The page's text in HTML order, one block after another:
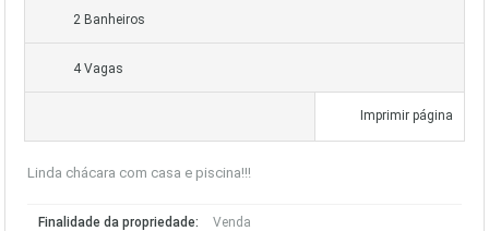
2 Banheiros
4 Vagas
Imprimir página
Linda chácara com casa e piscina!!!
Finalidade da propriedade: Venda